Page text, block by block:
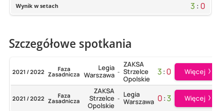
Wynik w setach 3: 0
Szczegółowe spotkania
2021 / 2022 Faza
Zasadnicza
Legia
Warszawa -
ZAKSA
Strzelce
Opolskie
3:0 Więcej
2021 / 2022 Faza
Zasadnicza
ZAKSA
Strzelce
Opolskie
- Legia
Warszawa 0:3 Więcej